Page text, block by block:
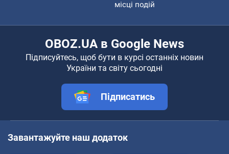
місці подій
OBOZ.UA в Google News
Підписуйтесь, щоб бути в курсі останніх новин
України та світу сьогодні
Підписатись
Завантажуйте наш додаток